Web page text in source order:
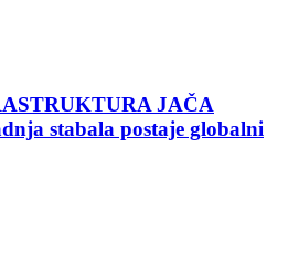
JAČA
stabala postaje globalni